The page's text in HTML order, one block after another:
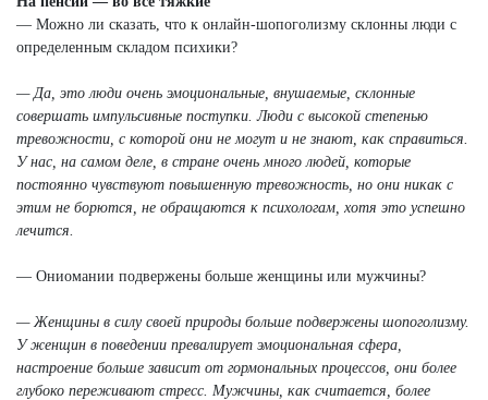
— Можно ли сказать, что к онлайн-шопоголизму склонны люди с
определенным складом психики?
— Да, это люди очень эмоциональные, внушаемые, склонные
совершать импульсивные поступки. Люди с высокой степенью
тревожности, с которой они не могут и не знают, как справиться.
У нас, на самом деле, в стране очень много людей, которые
постоянно чувствуют повышенную тревожность, но они никак с
этим не борются, не обращаются к психологам, хотя это успешно
лечится.
— Ониомании подвержены больше женщины или мужчины?
— Женщины в силу своей природы больше подвержены шопоголизму.
У женщин в поведении превалирует эмоциональная сфера,
настроение больше зависит от гормональных процессов, они более
глубоко переживают стресс. Мужчины, как считается, более